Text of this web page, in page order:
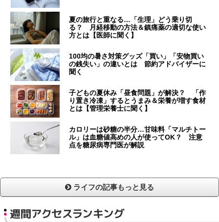
夏の旅行と重なる…「生理」どう乗り切
る？ 月経移動の方法＆鎮痛薬の適切な使い
方とは【医師に聞く】
100均の暑さ対策グッズ「買い」「安物買い
の銭失い」の違いとは 節約アドバイザーに
聞く
子どもの夏休み「昼食問題」が解決？ 「作
り置き冷凍」するとうまみ＆栄養が増す食材
とは【管理栄養士に聞く】
カロリーは砂糖の半分…甘味料「マルチトー
ル」は血糖値高めの人が使ってOK？ 注意
点を糖尿病専門医が解説
ライフの記事もっと見る
週間アクセスランキング